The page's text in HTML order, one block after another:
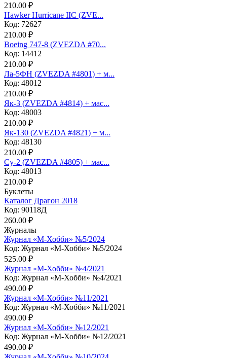
210.00 ₽
Hawker Hurricane IIC (ZVE...
Код: 72627
210.00 ₽
Boeing 747-8 (ZVEZDA #70...
Код: 14412
210.00 ₽
Ла-5ФН (ZVEZDA #4801) + м...
Код: 48012
210.00 ₽
Як-3 (ZVEZDA #4814) + мас...
Код: 48003
210.00 ₽
Як-130 (ZVEZDA #4821) + м...
Код: 48130
210.00 ₽
Су-2 (ZVEZDA #4805) + мас...
Код: 48013
210.00 ₽
Буклеты
Каталог Драгон 2018
Код: 90118Д
260.00 ₽
Журналы
Журнал «М-Хобби» №5/2024
Код: Журнал «М-Хобби» №5/2024
525.00 ₽
Журнал «М-Хобби» №4/2021
Код: Журнал «М-Хобби» №4/2021
490.00 ₽
Журнал «М-Хобби» №11/2021
Код: Журнал «М-Хобби» №11/2021
490.00 ₽
Журнал «М-Хобби» №12/2021
Код: Журнал «М-Хобби» №12/2021
490.00 ₽